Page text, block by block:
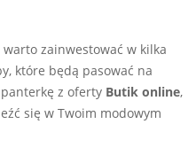
zainwestować w kilka
które będą pasować na
z oferty Butik online,
się w Twoim modowym